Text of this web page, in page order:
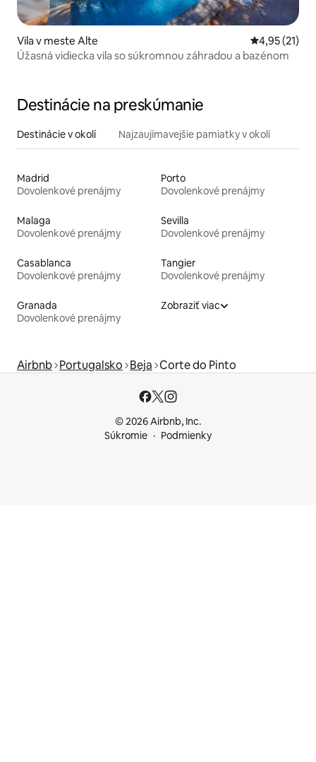
Vila v meste Alte Priemerné
4,95 (21)
Úžasná vidiecka vila so súkromnou záhradou a bazénom
Destinácie na preskúmanie
Destinácie v okolí Najzaujímavejšie pamiatky v okolí
Madrid
Dovolenkové prenájmy
Porto
Dovolenkové prenájmy
Malaga
Dovolenkové prenájmy
Sevilla
Dovolenkové prenájmy
Casablanca
Dovolenkové prenájmy
Tangier
Dovolenkové prenájmy
Granada
Dovolenkové prenájmy
Zobraziť viac
Airbnb Portugalsko Beja Corte do Pinto
© 2026 Airbnb, Inc.
Súkromie
Podmienky